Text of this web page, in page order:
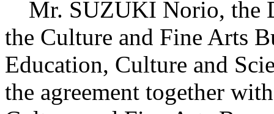
Mr. SUZUKI Norio, the
the Culture and Fine Arts
Education, Culture and
the agreement together